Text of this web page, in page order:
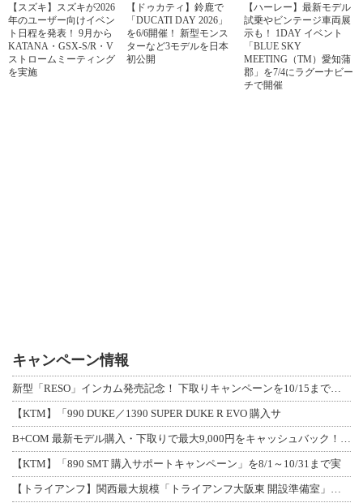
【スズキ】スズキが2026
年のユーザー向けイベン
ト日程を発表！ 9月から
KATANA・GSX-S/R・V
ストロームミーティング
を実施
【ドゥカティ】鈴鹿で
「DUCATI DAY 2026」
を6/6開催！ 新型モンス
ターなど3モデルを日本
初公開
【ハーレー】最新モデル
試乗やビンテージ車両展
示も！ 1DAY イベント
「BLUE SKY
MEETING（TM）愛知蒲
郡」を7/4にラグーナビー
チで開催
キャンペーン情報
【KTM】「990 DUKE／1390 SUPER DUKE R EVO 購入サ
【KTM】「890 SMT 購入サポートキャンペーン」を8/1～10/31まで実